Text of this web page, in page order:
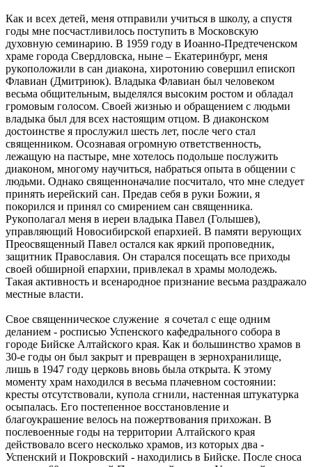
Как и всех детей, меня отправили учиться в школу, а спустя
годы мне посчастливилось поступить в Московскую
духовную семинарию. В 1959 году в Иоанно-Предтеченском
храме города Свердловска, ныне – Екатеринбург, меня
рукоположили в сан диакона, хиротонию совершил епископ
Флавиан (Дмитриюк). Владыка Флавиан был человеком
весьма общительным, выделялся высоким ростом и обладал
громовым голосом. Своей жизнью и обращением с людьми
владыка был для всех настоящим отцом. В диаконском
достоинстве я прослужил шесть лет, после чего стал
священником. Осознавая огромную ответственность,
лежащую на пастыре, мне хотелось подольше послужить
диаконом, многому научиться, набраться опыта в общении с
людьми. Однако священноначалие посчитало, что мне следует
принять иерейский сан. Предав себя в руки Божии, я
покорился и принял со смирением сан священника.
Рукополагал меня в иереи владыка Павел (Голышев),
управляющий Новосибирской епархией. В памяти верующих
Преосвященный Павел остался как яркий проповедник,
защитник Православия. Он старался посещать все приходы
своей обширной епархии, привлекал в храмы молодежь.
Такая активность и всенародное признание весьма раздражало
местные власти.
Свое священническое служение я сочетал с еще одним
деланием - росписью Успенского кафедрального собора в
городе Бийске Алтайского края. Как и большинство храмов в
30-е годы он был закрыт и превращен в зернохранилище,
лишь в 1947 году церковь вновь была открыта. К этому
моменту храм находился в весьма плачевном состоянии:
кресты отсутствовали, купола сгнили, настенная штукатурка
осыпалась. Его постепенное восстановление и
благоукрашение велось на пожертвования прихожан. В
послевоенные годы на территории Алтайского края
действовало всего несколько храмов, из которых два -
Успенский и Покровский - находились в Бийске. После сноса